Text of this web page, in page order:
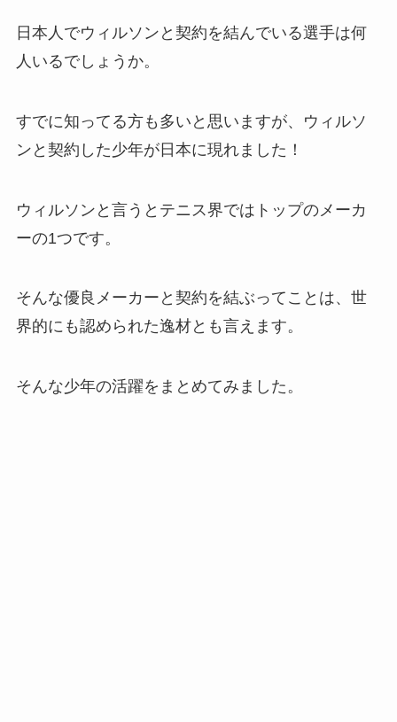
日本人でウィルソンと契約を結んでいる選手は何
人いるでしょうか。
すでに知ってる方も多いと思いますが、ウィルソ
ンと契約した少年が日本に現れました！
ウィルソンと言うとテニス界ではトップのメーカ
ーの1つです。
そんな優良メーカーと契約を結ぶってことは、世
界的にも認められた逸材とも言えます。
そんな少年の活躍をまとめてみました。